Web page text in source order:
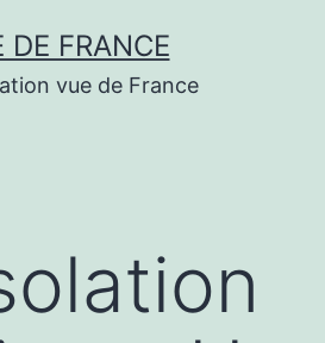
DE FRANCE
vue de France